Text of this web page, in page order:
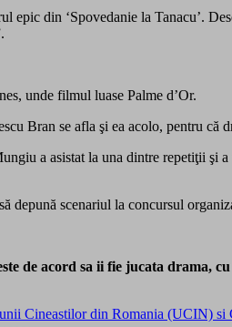
din ‘Spovedanie la Tanacu’.
unde filmul luase Palme d’Or.
Bran se afla şi ea acolo, pentru că
a asistat la una dintre repetiţii şi
depună scenariul la concursul
de acord sa ii fie jucata drama,
Cineastilor din Romania (UCIN) si